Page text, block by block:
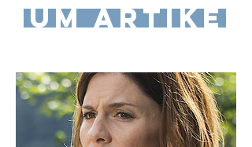
zum Artikel